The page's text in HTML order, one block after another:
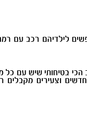
לילדיהם רכב עם
שלהם את הרכב הכי
וצעירים מקבלים